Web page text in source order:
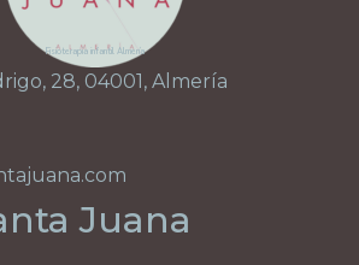
Fisioterapia infantil Almería
28, 04001, Almería
Juana